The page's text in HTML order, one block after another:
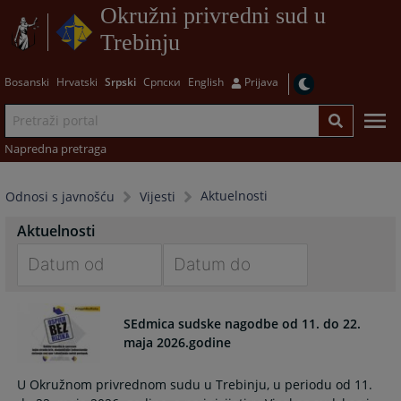
Okružni privredni sud u
Trebinju
Bosanski Hrvatski Srpski Српски English Prijava
Napredna pretraga
Odnosi s javnošću Vijesti Aktuelnosti
Aktuelnosti
forward
interact
the
to
interact
the
SEdmica sudske nagodbe od 11. do 22.
maja 2026.godine
U Okružnom privrednom sudu u Trebinju, u periodu od 11.